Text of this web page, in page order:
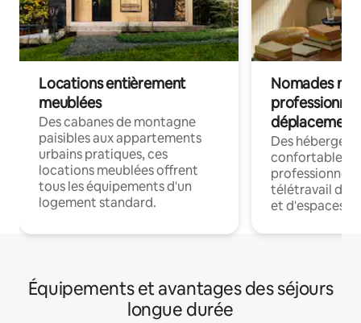
Locations entièrement
meublées
Des cabanes de montagne
paisibles aux appartements
urbains pratiques, ces
locations meublées offrent
tous les équipements d'un
logement standard.
Nomades
déplacement
Des
confortables
professionnels
télétravail
et d'espaces
Équipements et avantages des séjours
longue durée